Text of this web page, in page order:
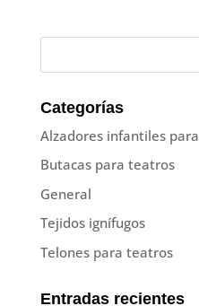
Categorías
Alzadores infantiles
Butacas para teatros
General
Tejidos ignífugos
Telones para teatros
Entradas recientes